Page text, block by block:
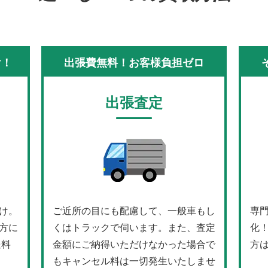
。
に
出張費無料！お客様負担ゼロ
出張査定
ご近所の目にも配慮して、一般車もし
くはトラックで伺います。また、査定
金額にご納得いただけなかった場合で
もキャンセル料は一切発生いたしませ
専
化
方